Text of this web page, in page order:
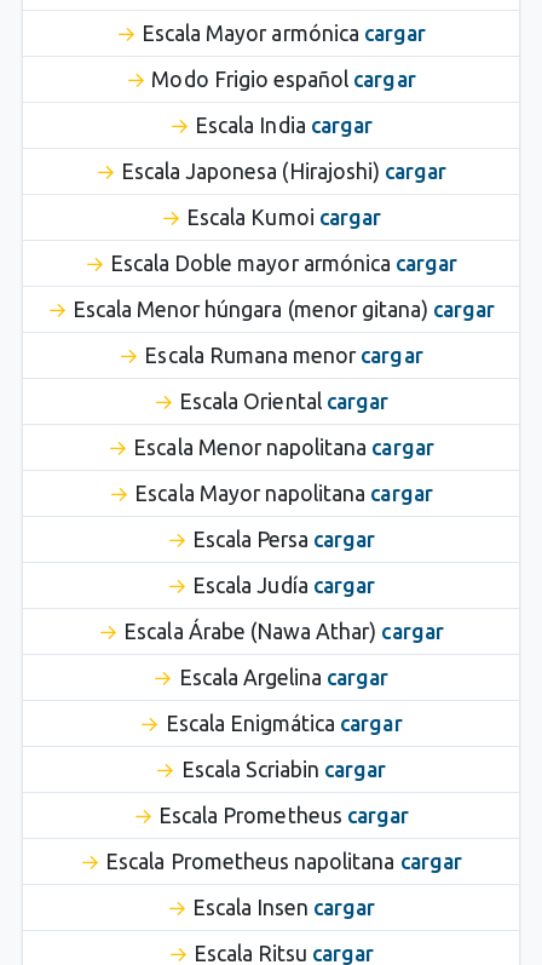
Escala Mayor armónica cargar
Modo Frigio español cargar
Escala India cargar
Escala Japonesa (Hirajoshi) cargar
Escala Kumoi cargar
Escala Doble mayor armónica cargar
Escala Menor húngara (menor gitana) cargar
Escala Rumana menor cargar
Escala Oriental cargar
Escala Menor napolitana cargar
Escala Mayor napolitana cargar
Escala Persa cargar
Escala Judía cargar
Escala Árabe (Nawa Athar) cargar
Escala Argelina cargar
Escala Enigmática cargar
Escala Scriabin cargar
Escala Prometheus cargar
Escala Prometheus napolitana cargar
Escala Insen cargar
Escala Ritsu cargar